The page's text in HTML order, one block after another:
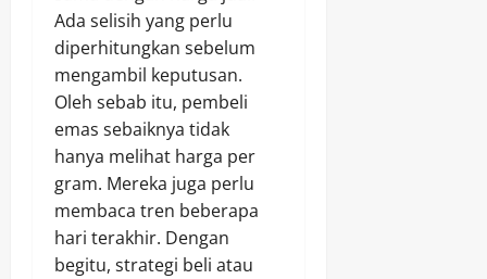
Ada selisih yang perlu
diperhitungkan sebelum
mengambil keputusan.
Oleh sebab itu, pembeli
emas sebaiknya tidak
hanya melihat harga per
gram. Mereka juga perlu
membaca tren beberapa
hari terakhir. Dengan
begitu, strategi beli atau